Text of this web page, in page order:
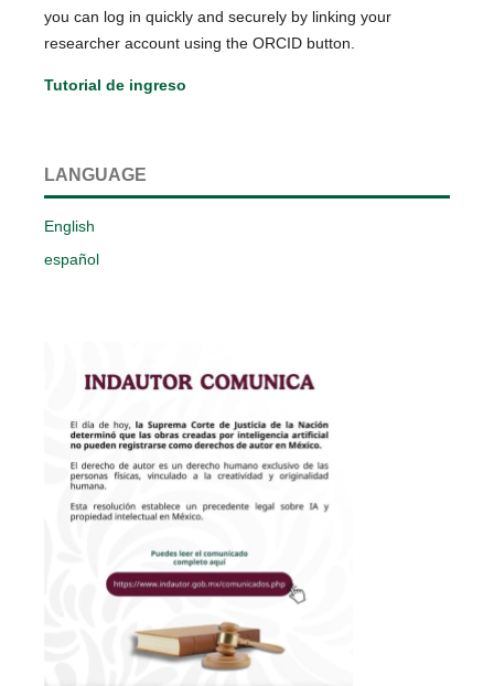
you can log in quickly and securely by linking your
researcher account using the ORCID button.
Tutorial de ingreso
LANGUAGE
English
español